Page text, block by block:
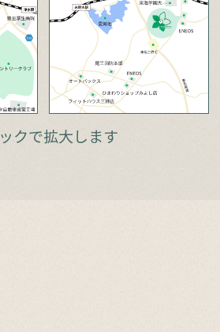
クで拡大します